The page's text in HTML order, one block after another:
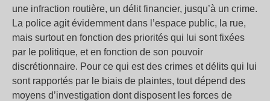
une infraction routière, un délit financier, jusqu’à un crime.
La police agit évidemment dans l’espace public, la rue,
mais surtout en fonction des priorités qui lui sont fixées
par le politique, et en fonction de son pouvoir
discrétionnaire. Pour ce qui est des crimes et délits qui lui
sont rapportés par le biais de plaintes, tout dépend des
moyens d’investigation dont disposent les forces de